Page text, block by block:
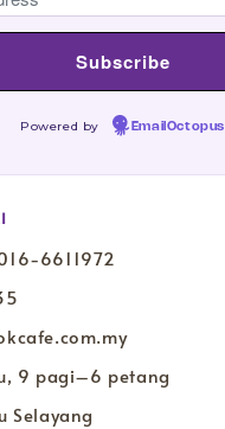
Powered by EmailOctopus
6611972
9 pagi–6 petang
Selayang